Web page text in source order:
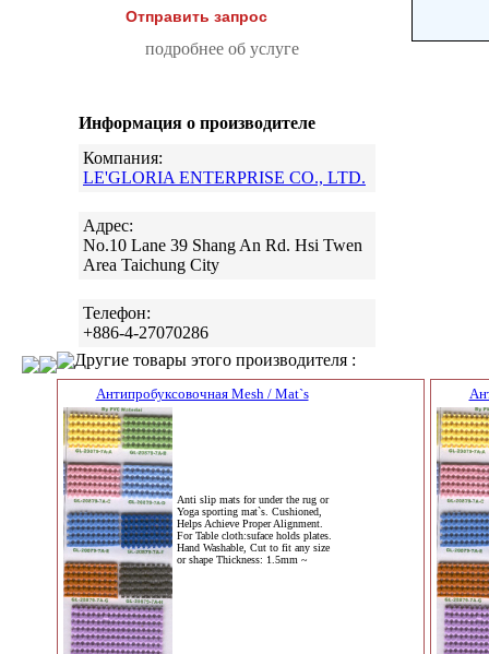
Отправить запрос
подробнее об услуге
Информация о производителе
Компания:
LE'GLORIA ENTERPRISE CO., LTD.
Адрес:
No.10 Lane 39 Shang An Rd. Hsi Twen
Area Taichung City
Телефон:
+886-4-27070286
Другие товары этого производителя :
Антипробуксовочная Mesh / Mat`s
Anti slip mats for under the rug or
Yoga sporting mat`s. Cushioned,
Helps Achieve Proper Alignment.
For Table cloth:suface holds plates.
Hand Washable, Cut to fit any size
or shape Thickness: 1.5mm ~